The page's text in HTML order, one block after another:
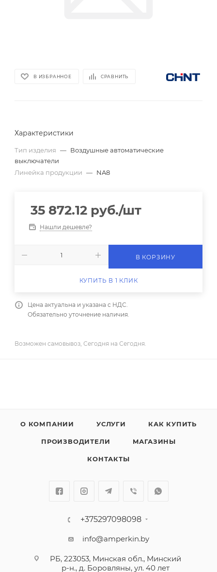
В ИЗБРАННОЕ СРАВНИТЬ
Характеристики
Тип изделия — Воздушные автоматические
выключатели
Линейка продукции — NA8
35 872.12 руб./шт
Нашли дешевле?
В КОРЗИНУ
КУПИТЬ В 1 КЛИК
Цена актуальна и указана с НДС.
Обязательно уточнение наличия.
Возможен самовывоз, Сегодня на Сегодня.
О КОМПАНИИ УСЛУГИ КАК КУПИТЬ
ПРОИЗВОДИТЕЛИ МАГАЗИНЫ
КОНТАКТЫ
+375297098098
info@amperkin.by
РБ, 223053, Минская обл., Минский
р-н., д. Боровляны, ул. 40 лет